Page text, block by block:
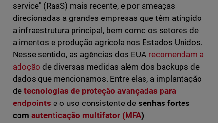
service" (RaaS) mais recente, e por ameaças
direcionadas a grandes empresas que têm atingido
a infraestrutura principal, bem como os setores de
alimentos e produção agrícola nos Estados Unidos.
Nesse sentido, as agências dos EUA recomendam a
adoção de diversas medidas além dos backups de
dados que mencionamos. Entre elas, a implantação
de tecnologias de proteção avançadas para
endpoints e o uso consistente desenhas fortes
com autenticação multifator (MFA).